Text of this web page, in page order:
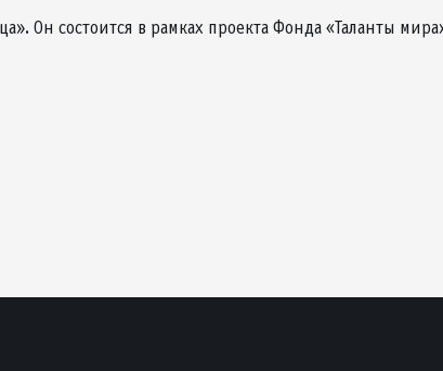
Он состоится в рамках проекта Фонда «Таланты